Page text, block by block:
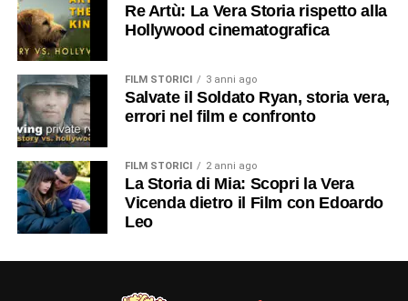
Re Artù: La Vera Storia rispetto alla
Hollywood cinematografica
FILM STORICI 3 anni ago
Salvate il Soldato Ryan, storia vera,
errori nel film e confronto
FILM STORICI 2 anni ago
La Storia di Mia: Scopri la Vera
Vicenda dietro il Film con Edoardo
Leo